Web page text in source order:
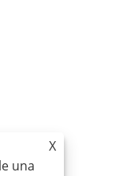
X
una